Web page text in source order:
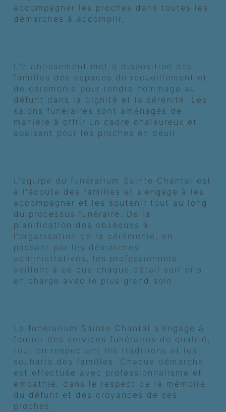
accompagner les proches dans toutes les
démarches à accomplir.
L'établissement met à disposition des
familles des espaces de recueillement et
de cérémonie pour rendre hommage au
défunt dans la dignité et la sérénité. Les
salons funéraires sont aménagés de
manière à offrir un cadre chaleureux et
apaisant pour les proches en deuil.
L'équipe du funerarium Sainte Chantal est
à l'écoute des familles et s'engage à les
accompagner et les soutenir tout au long
du processus funéraire. De la
planification des obsèques à
l'organisation de la cérémonie, en
passant par les démarches
administratives, les professionnels
veillent à ce que chaque détail soit pris
en charge avec le plus grand soin.
Le funerarium Sainte Chantal s'engage à
fournir des services funéraires de qualité,
tout en respectant les traditions et les
souhaits des familles. Chaque démarche
est effectuée avec professionnalisme et
empathie, dans le respect de la mémoire
du défunt et des croyances de ses
proches.